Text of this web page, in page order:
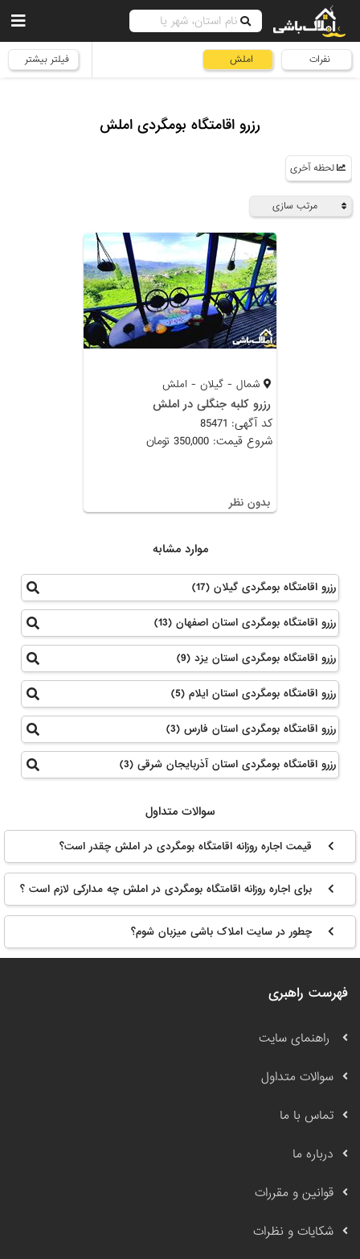
نفرات املش فیلتر بیشتر
رزرو اقامتگاه بومگردی املش
لحظه آخری
مرتب سازی
شمال - گیلان - املش
رزرو کلبه جنگلی در املش
کد آگهی: 85471
شروع قیمت: 350,000 تومان
بدون نظر
موارد مشابه
رزرو اقامتگاه بومگردی گیلان (17)
رزرو اقامتگاه بومگردی استان اصفهان (13)
رزرو اقامتگاه بومگردی استان یزد (9)
رزرو اقامتگاه بومگردی استان ایلام (5)
رزرو اقامتگاه بومگردی استان فارس (3)
رزرو اقامتگاه بومگردی استان آذربایجان شرقی (3)
سوالات متداول
قیمت اجاره روزانه اقامتگاه بومگردی در املش چقدر است؟
برای اجاره روزانه اقامتگاه بومگردی در املش چه مدارکی لازم است ؟
چطور در سایت املاک باشی میزبان شوم؟
فهرست راهبری
راهنمای سایت
سوالات متداول
تماس با ما
درباره ما
قوانین و مقررات
شکایات و نظرات